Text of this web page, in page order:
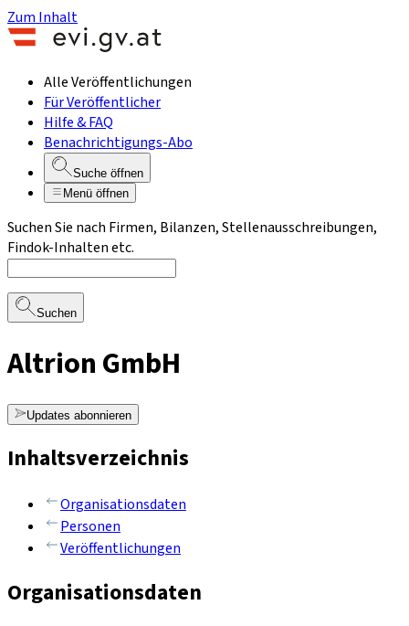
Zum Inhalt
Alle Veröffentlichungen
Für Veröffentlicher
Hilfe & FAQ
Benachrichtigungs-Abo
Suche öffnen
Menü öffnen
Suchen Sie nach Firmen, Bilanzen, Stellenausschreibungen,
Findok-Inhalten etc.
Suchen
Altrion GmbH
Updates abonnieren
Inhaltsverzeichnis
Organisationsdaten
Personen
Veröffentlichungen
Organisationsdaten